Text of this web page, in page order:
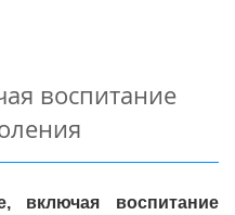
воспитание
включая воспитание